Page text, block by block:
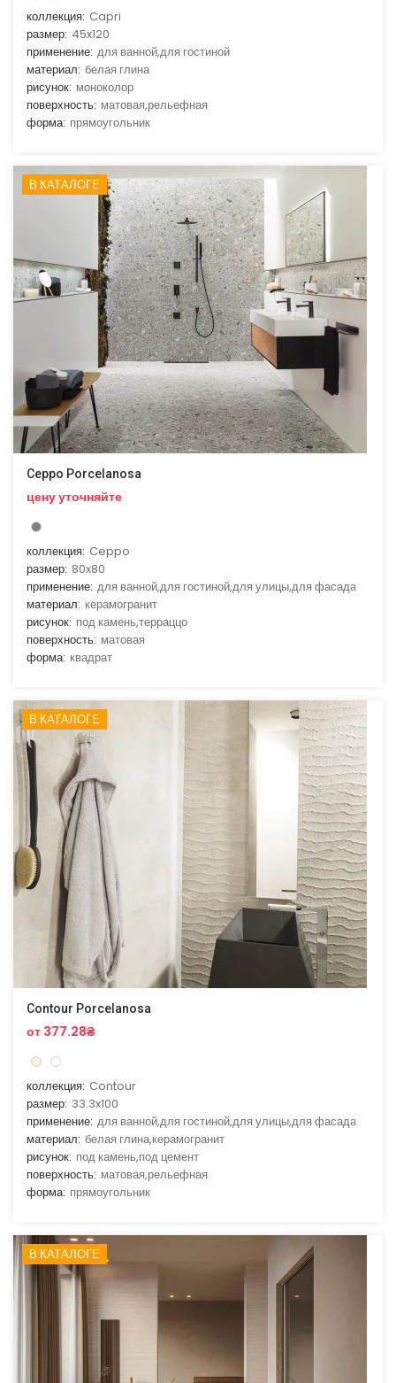
коллекция: Capri
размер: 45x120
применение: для ванной,для гостиной
материал: белая глина
рисунок: моноколор
поверхность: матовая,рельефная
форма: прямоугольник
В КАТАЛОГЕ
Ceppo Porcelanosa
цену уточняйте
коллекция: Ceppo
размер: 80x80
применение: для ванной,для гостиной,для улицы,для фасада
материал: керамогранит
рисунок: под камень,терраццо
поверхность: матовая
форма: квадрат
В КАТАЛОГЕ
Contour Porcelanosa
от 377.28₴
коллекция: Contour
размер: 33.3x100
применение: для ванной,для гостиной,для улицы,для фасада
материал: белая глина,керамогранит
рисунок: под камень,под цемент
поверхность: матовая,рельефная
форма: прямоугольник
В КАТАЛОГЕ